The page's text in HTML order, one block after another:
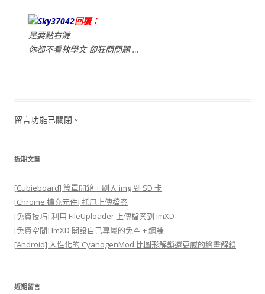
Sky37042回覆：
是要點右鍵
你都不看教學文 卻狂問問題 …
留言功能已關閉。
近期文章
[Cubieboard] 簡單開箱 + 刷入 img 到 SD 卡
[Chrome 擴充元件] 托甩上傳檔案
[免費技巧] 利用 FileUploader 上傳檔案到 ImXD
[免費空間] ImXD 開設自己專屬的免空 + 網賺
[Android] 人性化的 CyanogenMod 比圖形解鎖還更威的繪畫解鎖
近期留言